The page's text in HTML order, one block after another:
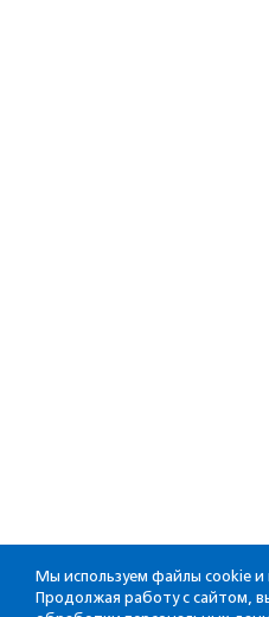
Мы используем файлы cookie и
Продолжая работу с сайтом,